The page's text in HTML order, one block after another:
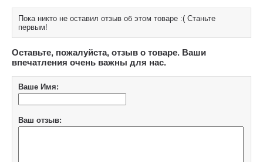
Пока никто не оставил отзыв об этом товаре :( Станьте
первым!
Оставьте, пожалуйста, отзыв о товаре. Ваши
впечатления очень важны для нас.
Ваше Имя:
Ваш отзыв: